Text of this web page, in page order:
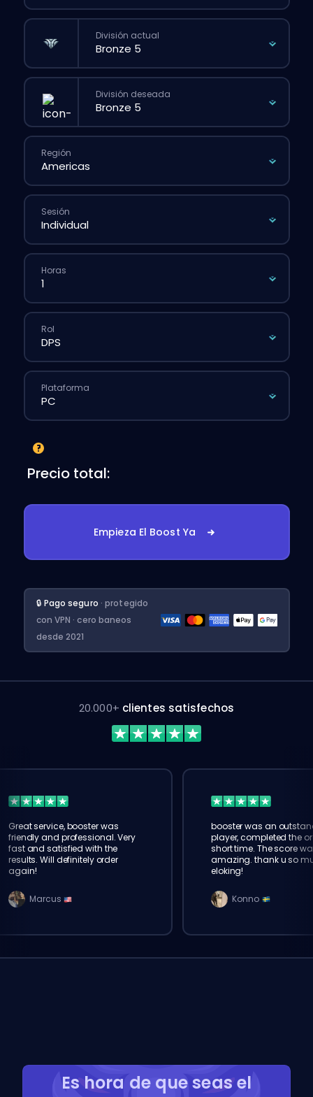
División actual
División deseada
Región
Sesión
Horas
Rol
Plataforma
Precio total:
Empieza El Boost Ya
🔒 Pago seguro · protegido
con VPN · cero baneos
desde 2021
20.000+ clientes satisfechos
Great service, booster was
friendly and professional. Very
fast and satisfied with the
results. Will definitely order
again!
Marcus
booster was an
player, completed the
short time. The score
amazing. thank u so
eloking!
Konno
Es hora de que seas el